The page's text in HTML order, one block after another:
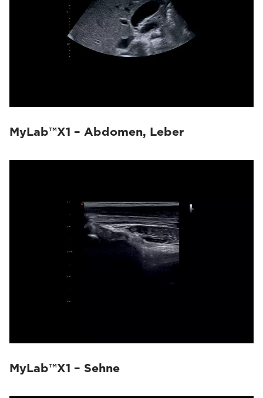
MyLab™X1 – Abdomen, Leber
MyLab™X1 – Sehne